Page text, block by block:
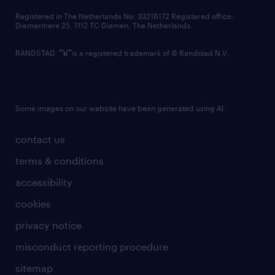
contact us
terms & conditions
accessibility
cookies
privacy notice
misconduct reporting procedure
sitemap
Registered in The Netherlands No: 33216172 Registered office:
Diemermere 25, 1112 TC Diemen, The Netherlands.
RANDSTAD, is a registered trademark of © Randstad N.V.
Some images on our website have been generated using AI.